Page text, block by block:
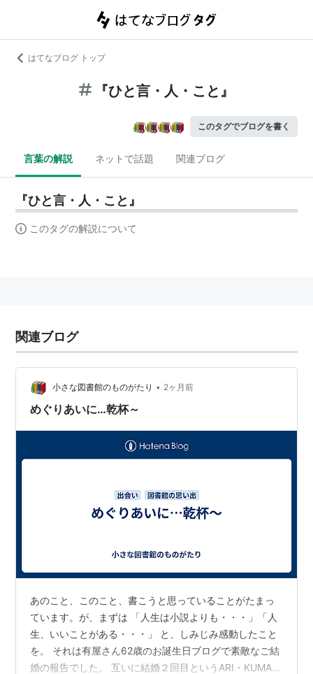
はてなブログ トップ
『ひと言・人・こと』
このタグでブログを書く
言葉の解説 ネットで話題 関連ブログ
『ひと言・人・こと』
このタグの解説について
関連ブログ
小さな図書館のものがたり • 2ヶ月前
めぐりあいに…乾杯～
あのこと、このこと、書こうと思っていることがたまっ
ています。が、まずは 「人生は小説よりも・・・」「人
生、いいことがある・・・」 と、しみじみ感動したこと
を。 それは有屋さん62歳のお誕生日ブログで素敵なご結
婚の報告でした。 互いに結婚２回目というARI・KUMAさ